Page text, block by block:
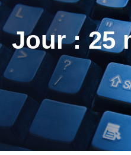
Jour :25